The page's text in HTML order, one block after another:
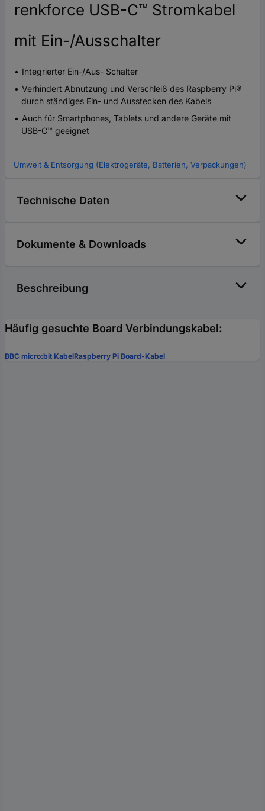
renkforce USB-C™ Stromkabel
mit Ein-/Ausschalter
Integrierter Ein-/Aus- Schalter
Verhindert Abnutzung und Verschleiß des Raspberry Pi®
durch ständiges Ein- und Ausstecken des Kabels
Auch für Smartphones, Tablets und andere Geräte mit
USB-C™ geeignet
Umwelt & Entsorgung (Elektrogeräte, Batterien, Verpackungen)
Technische Daten
Dokumente & Downloads
Beschreibung
Häufig gesuchte Board Verbindungskabel:
BBC micro:bit KabelRaspberry Pi Board-Kabel